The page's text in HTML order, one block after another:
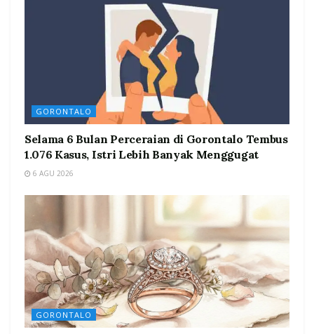
GORONTALO
Selama 6 Bulan Perceraian di Gorontalo Tembus
1.076 Kasus, Istri Lebih Banyak Menggugat
6 AGU 2026
GORONTALO